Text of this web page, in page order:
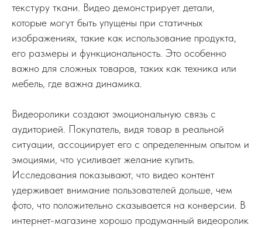
текстуру ткани. Видео демонстрирует детали,
которые могут быть упущены при статичных
изображениях, такие как использование продукта,
его размеры и функциональность. Это особенно
важно для сложных товаров, таких как техника или
мебель, где важна динамика.
Видеоролики создают эмоциональную связь с
аудиторией. Покупатель, видя товар в реальной
ситуации, ассоциирует его с определенным опытом и
эмоциями, что усиливает желание купить.
Исследования показывают, что видео контент
удерживает внимание пользователей дольше, чем
фото, что положительно сказывается на конверсии. В
интернет-магазине хорошо продуманный видеоролик